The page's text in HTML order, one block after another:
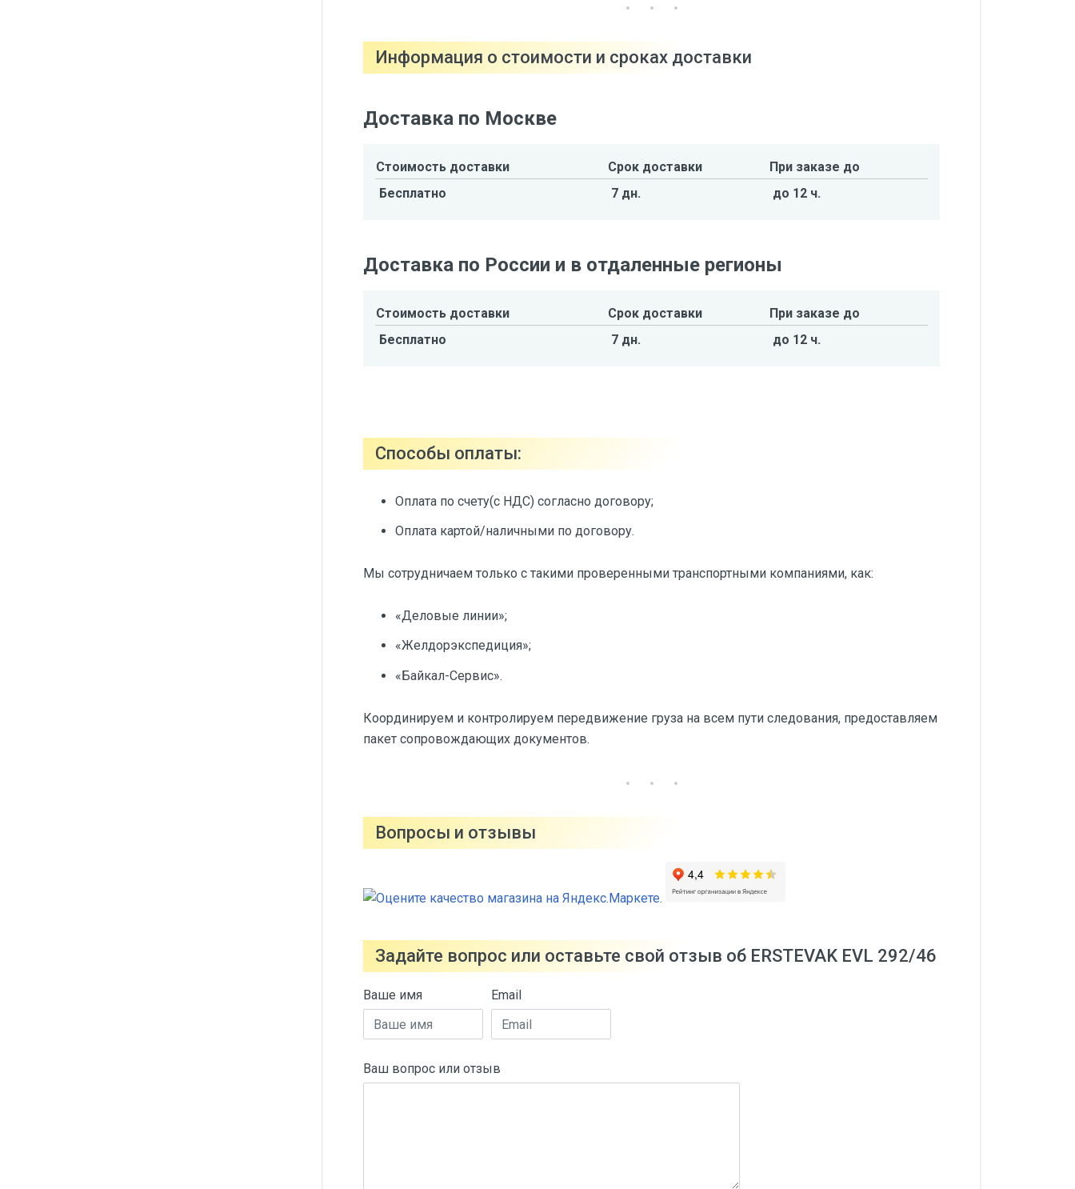
Информация о стоимости и сроках доставки
Доставка по Москве
Стоимость доставки Срок доставки
При заказе до
Бесплатно
7 дн. до 12 ч.
Доставка по России и в отдаленные регионы
Стоимость доставки Срок доставки
При заказе до
Бесплатно
7 дн. до 12 ч.
Способы оплаты:
Оплата по счету(с НДС) согласно договору;
Оплата картой/наличными по договору.
Мы сотрудничаем только с такими проверенными транспортными компаниями, как:
«Деловые линии»;
«Желдорэкспедиция»;
«Байкал-Сервис».
Координируем и контролируем передвижение груза на всем пути следования, предоставляем
пакет сопровождающих документов.
Вопросы и отзывы
Задайте вопрос или оставьте свой отзыв об ERSTEVAK EVL 292/46
Ваше имя Email
Ваш вопрос или отзыв